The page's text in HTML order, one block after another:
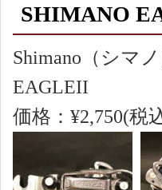
SHIMANO
Shimano（シマノ
EAGLEII
価格：¥2,750(税